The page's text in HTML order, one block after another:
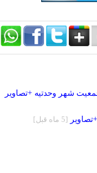
شهر وحدتیه +تصاویر
[5 ماه قبل]